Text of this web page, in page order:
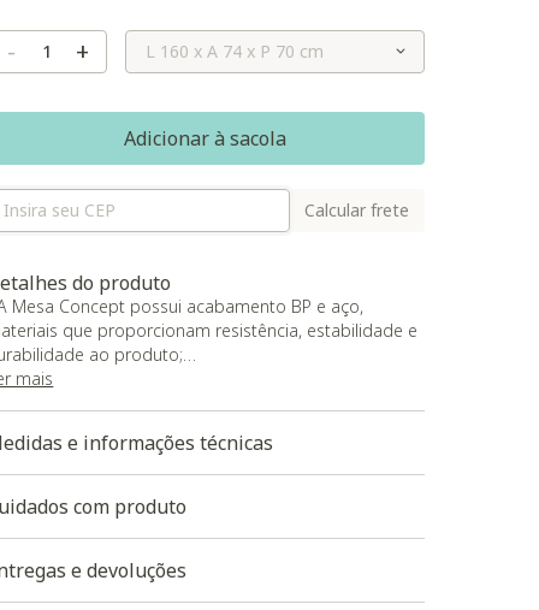
- + Selecione o Tamanho
Adicionar à sacola
Calcular frete
do produto
Mesa Concept possui acabamento BP e aço,
que proporcionam resistência, estabilidade e
ao produto;
Concept traz funcionalidade, versatilidade e
esta coleção oferece variedade de
e sensação de espaço amplo e
para quem trabalha.
Produto será entregue desmontado
aqui a modelagem 3D do produto
mais
e informações técnicas
com produto
e devoluções